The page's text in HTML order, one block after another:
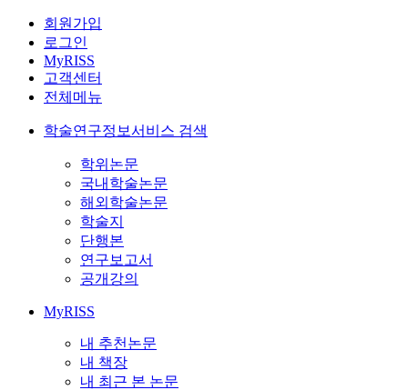
회원가입
로그인
MyRISS
고객센터
전체메뉴
학술연구정보서비스 검색
학위논문
국내학술논문
해외학술논문
학술지
단행본
연구보고서
공개강의
MyRISS
내 추천논문
내 책장
내 최근 본 논문